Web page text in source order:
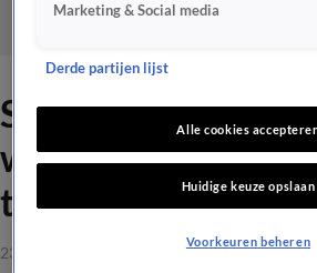
Statement De
we hopen dat het
toekomst niet
23 mrt 2021, 15:49
Marketing & Social media
Derde partijen lijst
Alle cookies
Huidige keuze opslaan
Voorkeuren beheren